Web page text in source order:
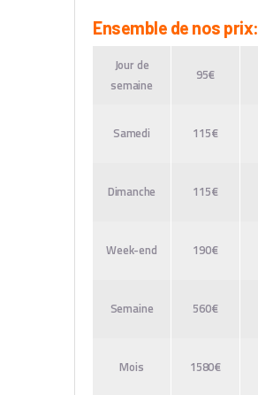
Ensemble de nos prix:
Jour de
semaine
95€
Samedi 115€
Dimanche 115€
Week-end 190€
Semaine 560€
Mois 1580€